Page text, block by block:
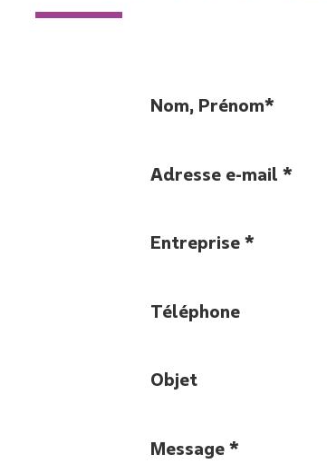
Nom, Prénom*
Adresse e-mail *
Entreprise *
Téléphone
Objet
Message *